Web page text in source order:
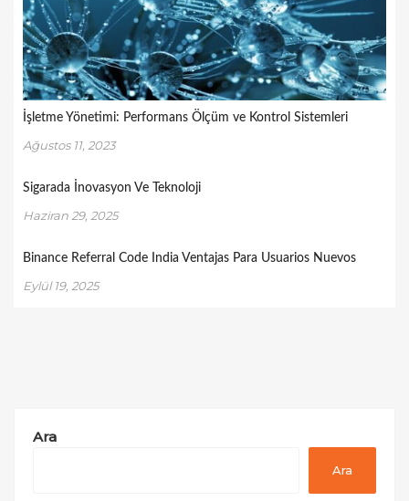
İşletme Yönetimi: Performans Ölçüm ve Kontrol Sistemleri
Ağustos 11, 2023
Sigarada İnovasyon Ve Teknoloji
Haziran 29, 2025
Binance Referral Code India Ventajas Para Usuarios Nuevos
Eylül 19, 2025
Ara
Ara